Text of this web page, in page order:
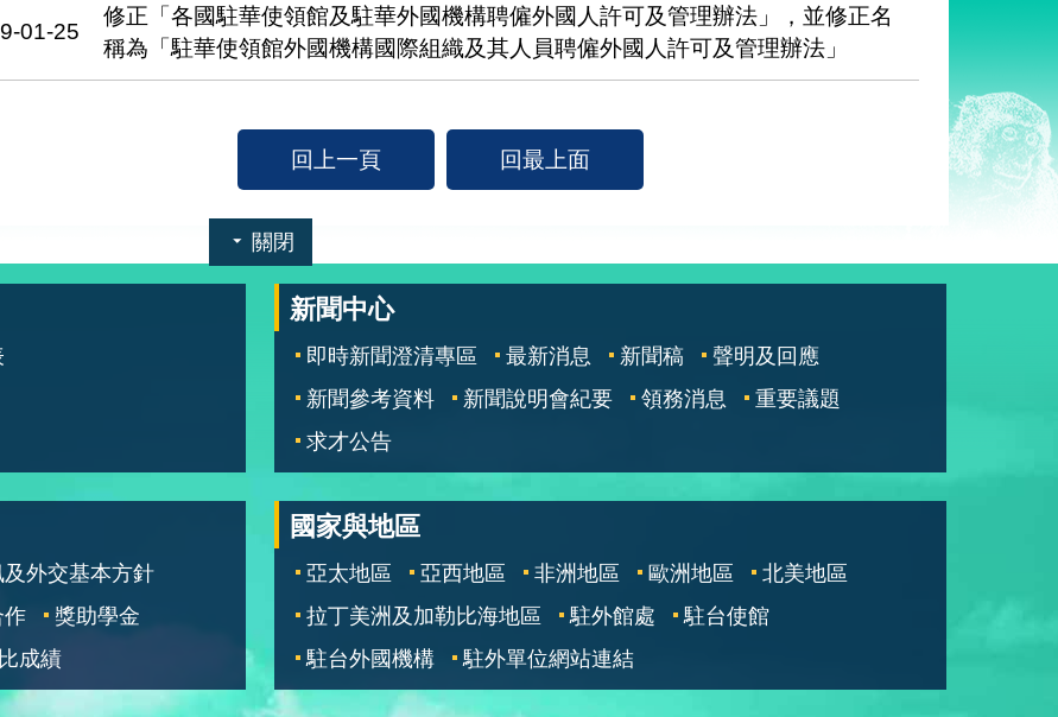
01-25
修正「各國駐華使領館及駐華外國機構聘僱外國人許可及管理辦法」，並修正名
稱為「駐華使領館外國機構國際組織及其人員聘僱外國人許可及管理辦法」
回上一頁 回最上面
關閉
新聞中心
即時新聞澄清專區 最新消息 新聞稿
聲明及回應
新聞參考資料
新聞說明會紀要 領務消息
重要議題
求才公告
外交基本方針
作
獎助學金
成績
國家與地區
亞太地區 亞西地區 非洲地區 歐洲地區
北美地區
拉丁美洲及加勒比海地區
駐外館處
駐台使館
駐台外國機構
駐外單位網站連結